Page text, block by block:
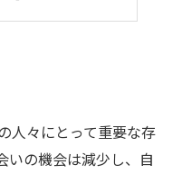
人々にとって重要な存
いの機会は減少し、自